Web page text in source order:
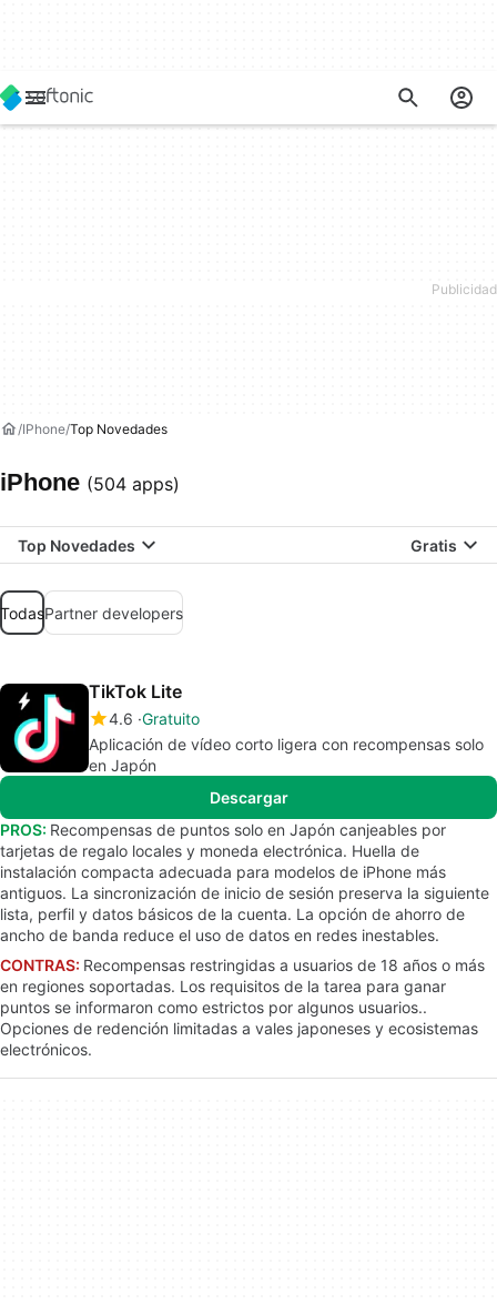
IPhone Top Novedades
iPhone (504 apps)
Top Novedades Gratis
TodasPartner developers
TikTok Lite
4.6 Gratuito
Aplicación de vídeo corto ligera con recompensas solo
en Japón
Descargar
PROS: Recompensas de puntos solo en Japón canjeables por
tarjetas de regalo locales y moneda electrónica. Huella de
instalación compacta adecuada para modelos de iPhone más
antiguos. La sincronización de inicio de sesión preserva la siguiente
lista, perfil y datos básicos de la cuenta. La opción de ahorro de
ancho de banda reduce el uso de datos en redes inestables.
CONTRAS: Recompensas restringidas a usuarios de 18 años o más
en regiones soportadas. Los requisitos de la tarea para ganar
puntos se informaron como estrictos por algunos usuarios..
Opciones de redención limitadas a vales japoneses y ecosistemas
electrónicos.